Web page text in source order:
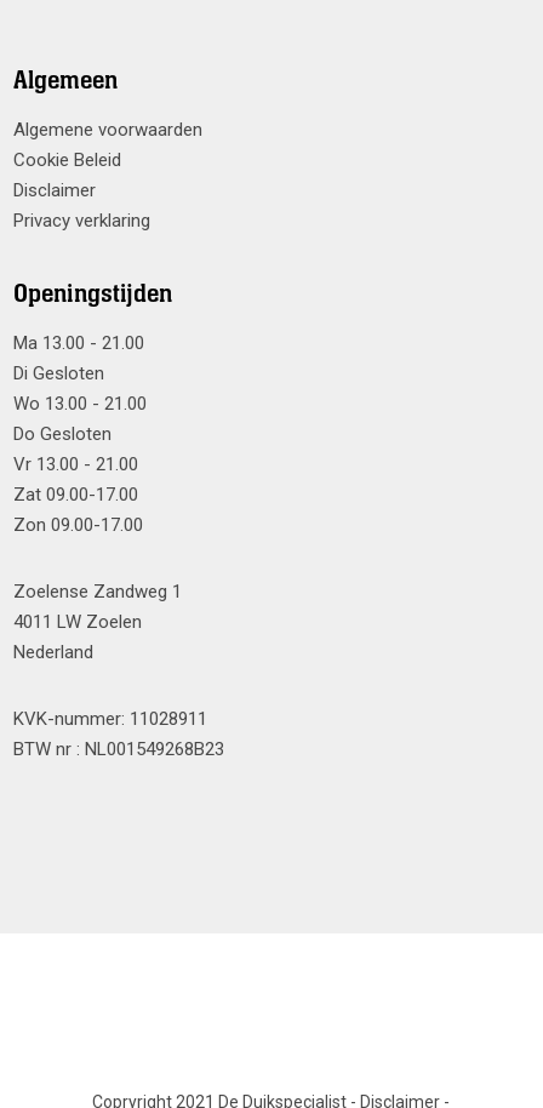
Algemeen
Algemene voorwaarden
Cookie Beleid
Disclaimer
Privacy verklaring
Openingstijden
Ma 13.00 - 21.00
Di Gesloten
Wo 13.00 - 21.00
Do Gesloten
Vr 13.00 - 21.00
Zat 09.00-17.00
Zon 09.00-17.00
Zoelense Zandweg 1
4011 LW Zoelen
Nederland
KVK-nummer: 11028911
BTW nr : NL001549268B23
Copryright 2021 De Duikspecialist - Disclaimer -